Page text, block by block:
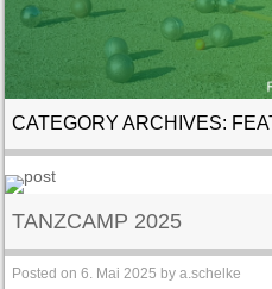
CATEGORY ARCHIVES:
TANZCAMP 2025
Posted on6. Mai 2025 bya.schelke